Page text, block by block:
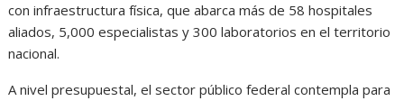
con infraestructura física, que abarca más de 58 hospitales
aliados, 5,000 especialistas y 300 laboratorios en el territorio
nacional.
A nivel presupuestal, el sector público federal contempla para